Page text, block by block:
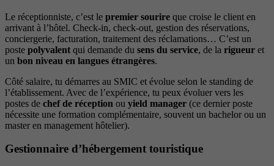
Le réceptionniste, c’est le premier sourire que croise le client en
arrivant à l’hôtel. Check-in, check-out, gestion des réservations,
conciergerie, facturation, traitement des réclamations… C’est un
poste polyvalent qui demande du sens du service, de la rigueur et
un bon niveau en langues étrangères.
Côté salaire, tu démarres au SMIC et évolue selon le standing de
l’établissement. Avec de l’expérience, tu peux évoluer vers les
postes de chef de réception ou yield manager (ce dernier poste
nécessite une formation complémentaire, souvent un bachelor ou un
master en management hôtelier).
Gestionnaire d’hébergement touristique